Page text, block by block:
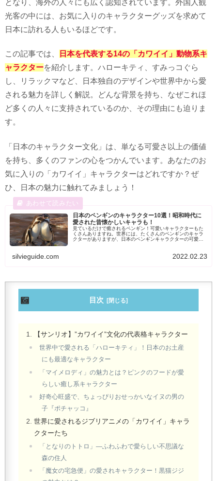
となり、海外の人々にも広く認知されています。外国人観
光客の中には、お気に入りのキャラクターグッズを求めて
日本に訪れる人もいるほどです。
この記事では、
日本を代表する14の「カワイイ」動物系キ
ャラクターを紹介します。ハローキティ、すみっコぐら
し、リラックマなど、日本独自のデザインや世界中から愛
される魅力を詳しく解説。どんな背景を持ち、なぜこれほ
ど多くの人々に支持されているのか、その理由にも迫りま
す。
「日本のキャラクター文化」は、単なる可愛さ以上の価値
を持ち、多くのファンの心をつかんでいます。あなたのお
気に入りの「カワイイ」キャラクターはどれですか？ぜ
ひ、日本の魅力に触れてみましょう！
日本のペンギンのキャラクター10選！昭和時代に
愛された昔懐かしいキャラも！
見ているだけで癒されるペンギン！可愛いキャラクターもた
くさんありますね。世界には、たくさんのペンギンのキャラ
クターがありますが、日本のペンギンキャラクターの可愛さ
た10の可愛いペンギンのキャラクターを紹介します。
silvieguide.com 2022.02.23
目次
【サンリオ】”カワイイ”文化の代表格キャラクター
世界中で愛される「ハローキティ」！日本のお土産
にも最適なキャラクター
「マイメロディ」の魅力とは？ピンクのフードが愛
らしい癒し系キャラクター
好奇心旺盛で、ちょっぴりおせっかいなイヌの男の
子『ポチャッコ』
世界に愛されるジブリアニメの「カワイイ」キャラ
クターたち
「となりのトトロ」—ふわふわで愛らしい不思議な
森の住人
「魔女の宅急便」の愛されキャラクター！黒猫ジジ